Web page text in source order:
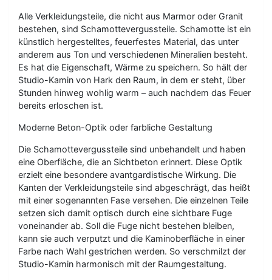
Alle Verkleidungsteile, die nicht aus Marmor oder Granit
bestehen, sind Schamottevergussteile. Schamotte ist ein
künstlich hergestelltes, feuerfestes Material, das unter
anderem aus Ton und verschiedenen Mineralien besteht.
Es hat die Eigenschaft, Wärme zu speichern. So hält der
Studio-Kamin von Hark den Raum, in dem er steht, über
Stunden hinweg wohlig warm – auch nachdem das Feuer
bereits erloschen ist.
Moderne Beton-Optik oder farbliche Gestaltung
Die Schamottevergussteile sind unbehandelt und haben
eine Oberfläche, die an Sichtbeton erinnert. Diese Optik
erzielt eine besondere avantgardistische Wirkung. Die
Kanten der Verkleidungsteile sind abgeschrägt, das heißt
mit einer sogenannten Fase versehen. Die einzelnen Teile
setzen sich damit optisch durch eine sichtbare Fuge
voneinander ab. Soll die Fuge nicht bestehen bleiben,
kann sie auch verputzt und die Kaminoberfläche in einer
Farbe nach Wahl gestrichen werden. So verschmilzt der
Studio-Kamin harmonisch mit der Raumgestaltung.